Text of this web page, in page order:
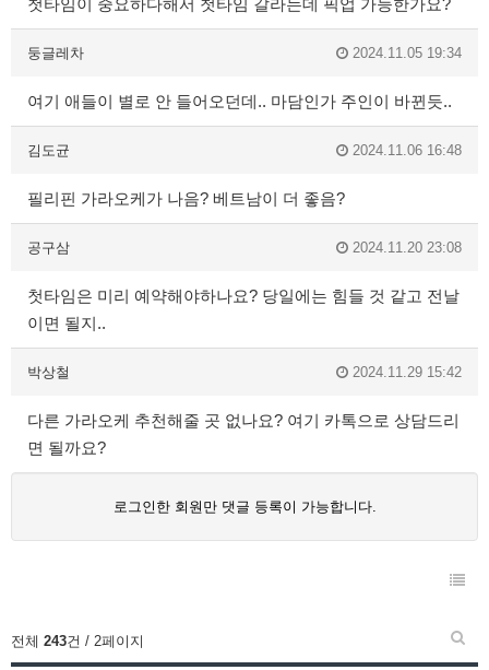
첫타임이 중요하다해서 첫타임 갈라는데 픽업 가능한가요?
둥글레차 2024.11.05 19:34
여기 애들이 별로 안 들어오던데.. 마담인가 주인이 바뀐듯..
김도균 2024.11.06 16:48
필리핀 가라오케가 나음? 베트남이 더 좋음?
공구삼 2024.11.20 23:08
첫타임은 미리 예약해야하나요? 당일에는 힘들 것 같고 전날
이면 될지..
박상철 2024.11.29 15:42
다른 가라오케 추천해줄 곳 없나요? 여기 카톡으로 상담드리
면 될까요?
로그인한 회원만 댓글 등록이 가능합니다.
전체 243건 / 2페이지